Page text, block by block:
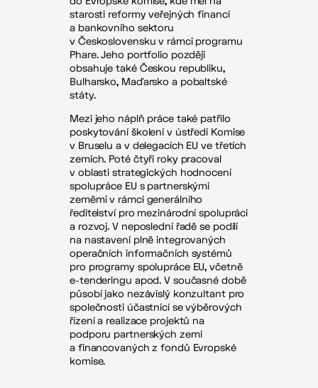
starosti reformy veřejných financí
a bankovního sektoru
v Československu v rámci programu
Phare. Jeho portfolio později
obsahuje také Českou republiku,
Bulharsko, Maďarsko a pobaltské
státy.
Mezi jeho náplň práce také patřilo
poskytování školení v ústředí Komise
v Bruselu a v delegacích EU ve třetích
zemích. Poté čtyři roky pracoval
v oblasti strategických hodnocení
spolupráce EU s partnerskými
zeměmi v rámci generálního
ředitelství pro mezinárodní spolupráci
a rozvoj. V neposlední řadě se podílí
na nastavení plně integrovaných
operačních informačních systémů
pro programy spolupráce EU, včetně
e-tenderingu apod. V současné době
působí jako nezávislý konzultant pro
společnosti účastnící se výběrových
řízení a realizace projektů na
podporu partnerských zemí
a financovaných z fondů Evropské
komise.